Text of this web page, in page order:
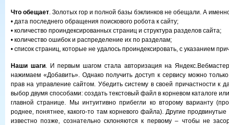
Что обещает. Золотых гор и полной базы бэклинков не обещали. А
• дата последнего обращения поискового робота к сайту;
• количество проиндексированных страниц и структура разделов сайта;
• количество ошибок и распределение их по разделам;
• список страниц, которые не удалось проиндексировать, с указанием
Наши шаги. И первым шагом стала авторизация на
нажимаем «Добавить». Однако получить доступ к сервису можно
прав на управление сайтом. Убедить систему в своей причастности к
выбор двумя способами: создать текстовый файл в корневом каталоге
главной странице. Мы интуитивно прибегли ко второму варианту
роднее, понятнее, какого-то там корневого файла). Другие продвинутые
известно позже, сознательно склоняются к первому – чтобы не